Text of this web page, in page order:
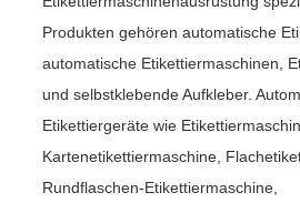
Produkten gehören automatische
automatische Etikettiermaschinen,
und selbstklebende Aufkleber.
Etikettiergeräte wie
Kartenetikettiermaschine,
Rundflaschen-Etikettiermaschine,